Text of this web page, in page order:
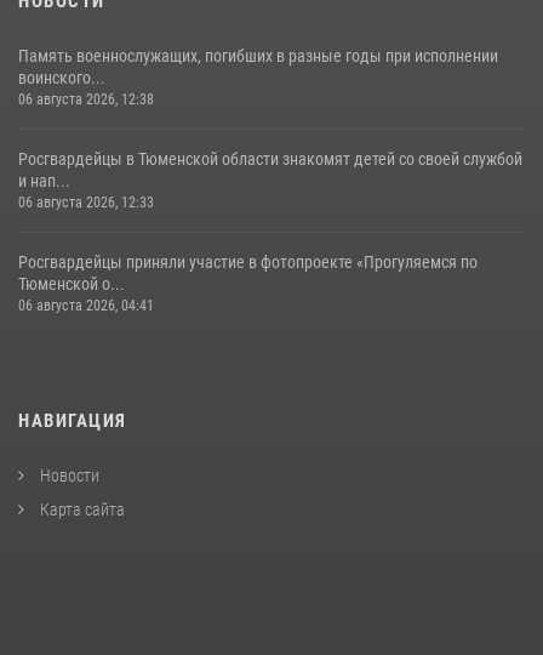
Память военнослужащих, погибших в разные годы при исполнении
воинского...
06 августа 2026, 12:38
Росгвардейцы в Тюменской области знакомят детей со своей службой
и нап...
06 августа 2026, 12:33
Росгвардейцы приняли участие в фотопроекте «Прогуляемся по
Тюменской о...
06 августа 2026, 04:41
НАВИГАЦИЯ
Новости
Карта сайта